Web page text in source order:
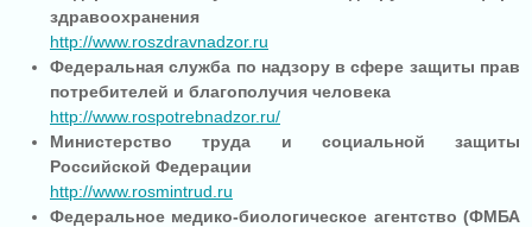
здравоохранения
http://www.roszdravnadzor.ru
Федеральная служба по надзору в сфере защиты прав
потребителей и благополучия человека
http://www.rospotrebnadzor.ru/
Министерство труда и социальной защиты
Российской Федерации
http://www.rosmintrud.ru
Федеральное медико-биологическое агентство (ФМБА